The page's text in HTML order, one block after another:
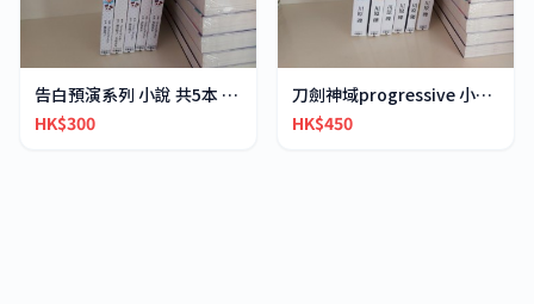
告白預演系列 小說 共5本 全10册缺5本
HK$300
刀劍神域progressive 小說 全6册
HK$450